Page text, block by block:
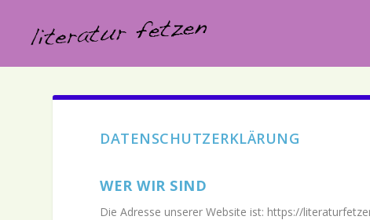
DATENSCHUTZERKLÄRUNG
WER WIR SIND
Die Adresse unserer Website ist: https://